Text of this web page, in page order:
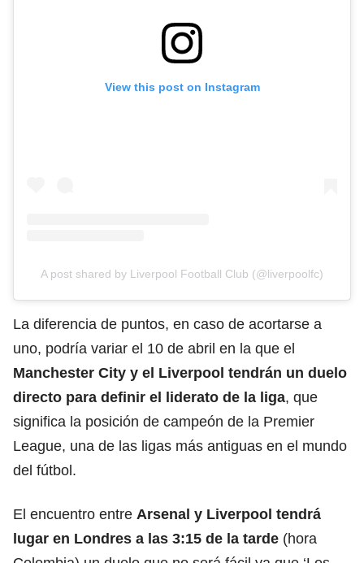
View this post on Instagram
A post shared by Liverpool Football Club (@liverpoolfc)
La diferencia de puntos, en caso de acortarse a
uno, podría variar el 10 de abril en la que el
Manchester City y el Liverpool tendrán un duelo
directo para definir el liderato de la liga, que
significa la posición de campeón de la Premier
League, una de las ligas más antiguas en el mundo
del fútbol.
El encuentro entre Arsenal y Liverpool tendrá
lugar en Londres a las 3:15 de la tarde (hora